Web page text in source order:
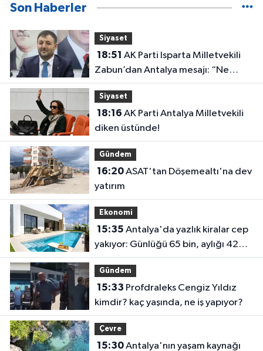
Son Haberler
Siyaset
18:51
Zabun’dan Antalya mesajı: “Ne
dediysek o”
Siyaset
18:16
diken üstünde!
Gündem
16:20ASAT'tan Döşemealtı'na dev
yatırım
Ekonomi
15:35
yakıyor: Günlüğü 65 bin, aylığı 425
bin!
Gündem
15:33
kimdir? kaç yaşında, ne iş yapıyor?
Çevre
15:30Antalya'nın yaşam kaynağı